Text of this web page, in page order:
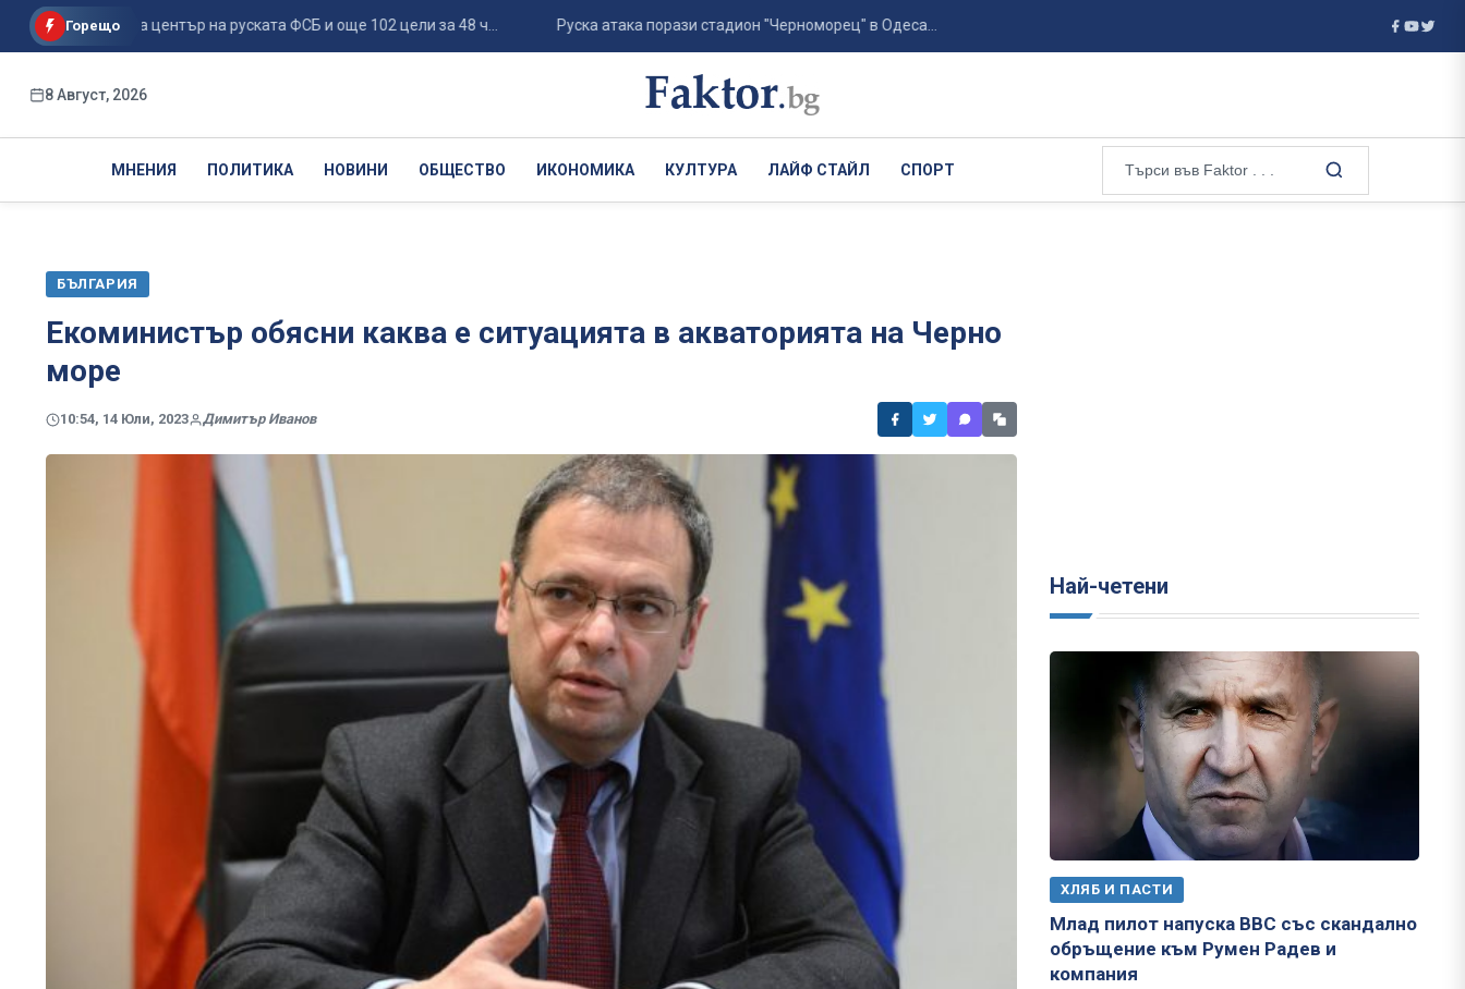
Горещо
поразиха център на руската ФСБ и още 102 цели за 48 ч... Руска атака порази стадион "Черноморец" в Одеса... Хърватия отказа визи на руски гимнастички и гимнастици за
8 Август, 2026
МНЕНИЯ ПОЛИТИКА НОВИНИ ОБЩЕСТВО ИКОНОМИКА КУЛТУРА ЛАЙФ СТАЙЛ СПОРТ
БЪЛГАРИЯ
Екоминистър обясни каква е ситуацията в акваторията на Черно
море
10:54, 14 Юли, 2023 Димитър Иванов
Най-четени
ХЛЯБ И ПАСТИ
Млад пилот напуска ВВС със скандално
обръщение към Румен Радев и
компания